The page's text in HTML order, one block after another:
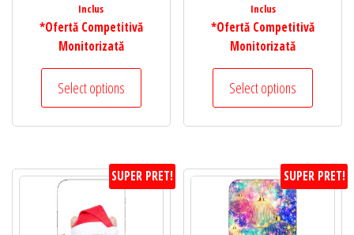
Inclus
*Ofertă Competitivă
Monitorizată
Select options
Inclus
*Ofertă Competitivă
Monitorizată
Select options
SUPER PRET! SUPER PRET!